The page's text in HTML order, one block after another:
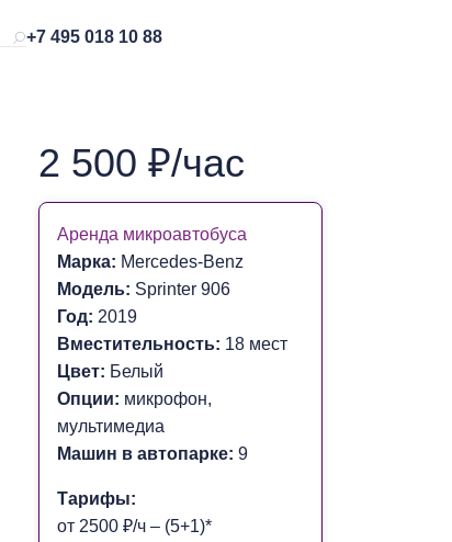
+7 495 018 10 88
2 500 ₽/час
Аренда микроавтобуса
Марка: Mercedes-Benz
Модель: Sprinter 906
Год: 2019
Вместительность: 18 мест
Цвет: Белый
Опции: микрофон,
мультимедиа
Машин в автопарке: 9
Тарифы:
от 2500 ₽/ч – (5+1)*